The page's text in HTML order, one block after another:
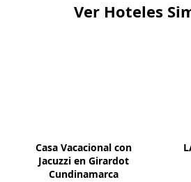
Ver Hoteles
Casa Vacacional con
Jacuzzi en Girardot
Cundinamarca